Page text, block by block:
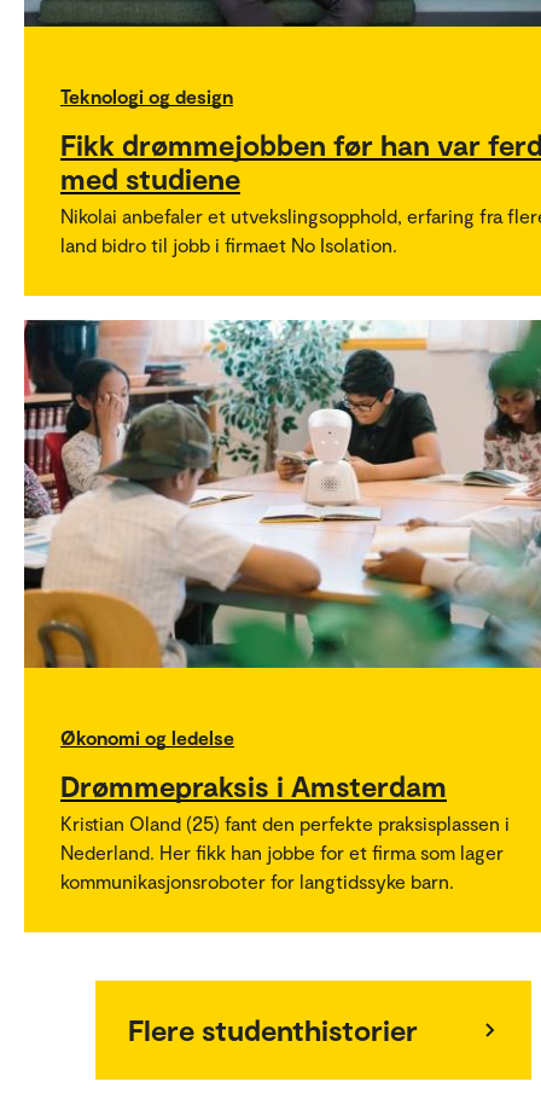
Teknologi og design
Fikk drømmejobben før han var
med studiene
Nikolai anbefaler et utvekslingsopphold, erfaring fra
land bidro til jobb i firmaet No Isolation.
Økonomi og ledelse
Drømmepraksis i Amsterdam
Kristian Oland (25) fant den perfekte praksisplassen i
Nederland. Her fikk han jobbe for et firma som lager
kommunikasjonsroboter for langtidssyke barn.
Flere studenthistorier